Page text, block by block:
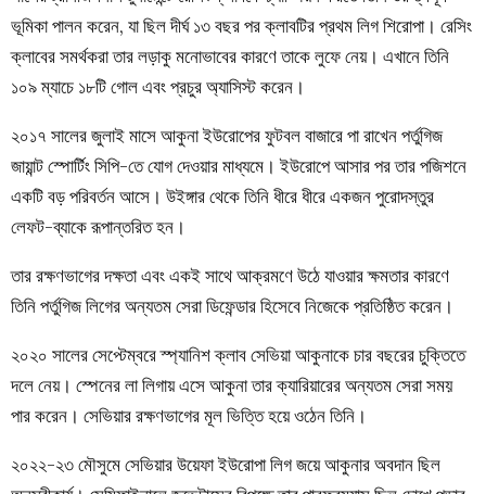
ভূমিকা পালন করেন, যা ছিল দীর্ঘ ১৩ বছর পর ক্লাবটির প্রথম লিগ শিরোপা। রেসিং
ক্লাবের সমর্থকরা তার লড়াকু মনোভাবের কারণে তাকে লুফে নেয়। এখানে তিনি
১০৯ ম্যাচে ১৮টি গোল এবং প্রচুর অ্যাসিস্ট করেন।
২০১৭ সালের জুলাই মাসে আকুনা ইউরোপের ফুটবল বাজারে পা রাখেন পর্তুগিজ
জায়ান্ট স্পোর্টিং সিপি-তে যোগ দেওয়ার মাধ্যমে। ইউরোপে আসার পর তার পজিশনে
একটি বড় পরিবর্তন আসে। উইঙ্গার থেকে তিনি ধীরে ধীরে একজন পুরোদস্তুর
লেফট-ব্যাকে রূপান্তরিত হন।
তার রক্ষণভাগের দক্ষতা এবং একই সাথে আক্রমণে উঠে যাওয়ার ক্ষমতার কারণে
তিনি পর্তুগিজ লিগের অন্যতম সেরা ডিফেন্ডার হিসেবে নিজেকে প্রতিষ্ঠিত করেন।
২০২০ সালের সেপ্টেম্বরে স্প্যানিশ ক্লাব সেভিয়া আকুনাকে চার বছরের চুক্তিতে
দলে নেয়। স্পেনের লা লিগায় এসে আকুনা তার ক্যারিয়ারের অন্যতম সেরা সময়
পার করেন। সেভিয়ার রক্ষণভাগের মূল ভিত্তি হয়ে ওঠেন তিনি।
২০২২-২৩ মৌসুমে সেভিয়ার উয়েফা ইউরোপা লিগ জয়ে আকুনার অবদান ছিল